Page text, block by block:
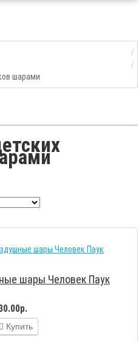
шарами
шары Человек Паук
Купить